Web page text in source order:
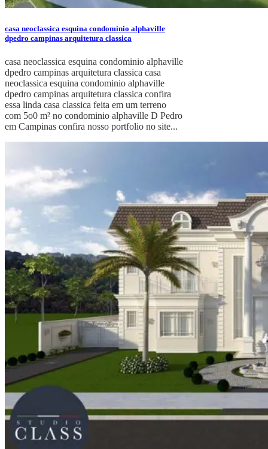
casa neoclassica esquina condominio alphaville
dpedro campinas arquitetura classica
casa neoclassica esquina condominio alphaville
dpedro campinas arquitetura classica casa
neoclassica esquina condominio alphaville
dpedro campinas arquitetura classica confira
essa linda casa classica feita em um terreno
com 5o0 m² no condominio alphaville D Pedro
em Campinas confira nosso portfolio no site...